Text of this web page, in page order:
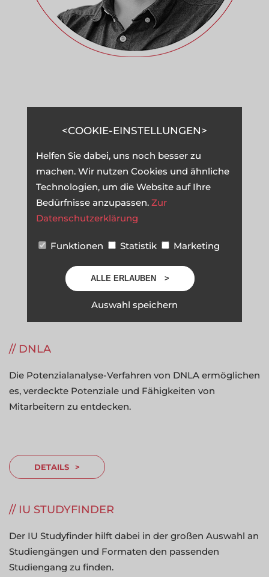
Stefan
Wienströer
---------------
hallo@a-coding-project.de
GESPRÄCH VEREINBAREN
REFERENZEN
---------------
DNLA
Die Potenzialanalyse-Verfahren von DNLA ermöglichen
es, verdeckte Potenziale und Fähigkeiten von
Mitarbeitern zu entdecken.
DETAILS
IU STUDYFINDER
Der IU Studyfinder hilft dabei in der großen Auswahl an
Studiengängen und Formaten den passenden
Studiengang zu finden.
COOKIE-EINSTELLUNGEN
Helfen Sie dabei, uns noch besser zu
machen. Wir nutzen Cookies und ähnliche
Technologien, um die Website auf Ihre
Bedürfnisse anzupassen. Zur
Datenschutzerklärung
Funktionen Statistik Marketing
ALLE ERLAUBEN
Auswahl speichern